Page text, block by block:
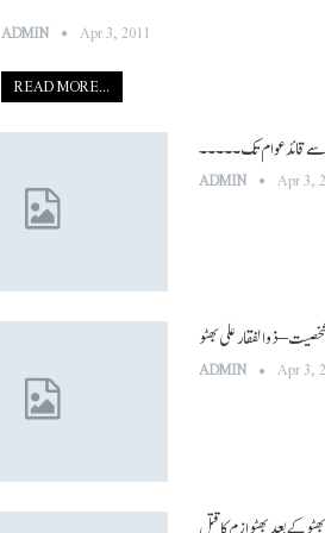
ADMIN Apr 3, 2011
READ MORE...
قائد عوام تک ۔ ۔ ۔ ۔ ۔
ADMIN Apr 3,
– ذوالفقار علی بھٹو
ADMIN Apr 3,
بھٹو کے بعد بھٹو ازم کا قتل